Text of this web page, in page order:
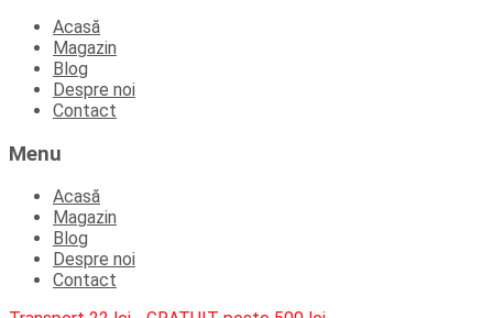
Skip
content
Acasă
Magazin
Blog
Despre noi
Contact
Menu
Acasă
Magazin
Blog
Despre noi
Contact